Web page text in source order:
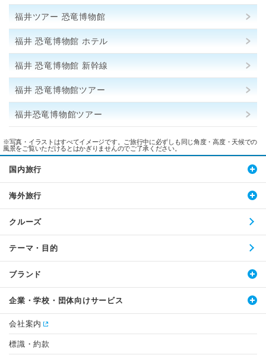
福井ツアー 恐竜博物館
福井 恐竜博物館 ホテル
福井 恐竜博物館 新幹線
福井 恐竜博物館ツアー
福井恐竜博物館ツアー
※写真・イラストはすべてイメージです。ご旅行中に必ずしも同じ角度・高度・天候での
風景をご覧いただけるとはかぎりませんのでご了承ください。
国内旅行
海外旅行
クルーズ
テーマ・目的
ブランド
企業・学校・団体向けサービス
会社案内
標識・約款